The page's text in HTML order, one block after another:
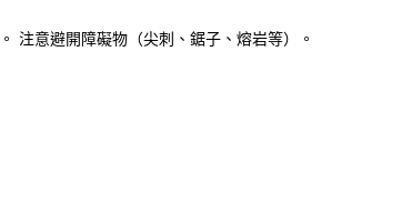
注意避開障礙物（尖刺、鋸子、熔岩等）。